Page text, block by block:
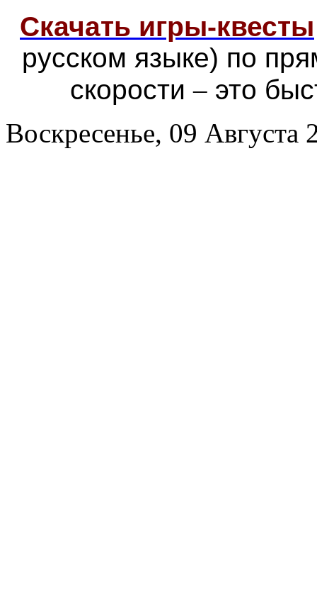
Скачать игры-квесты
русском языке) по
скорости– это
Воскресенье, 09 Августа